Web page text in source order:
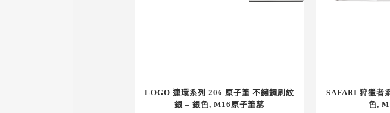
LOGO 連環系列 206 原子筆 不鏽鋼刷紋
銀 – 銀色, M16原子筆蕊
SAFARI 狩獵者
色,